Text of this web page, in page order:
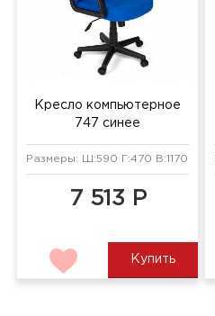
Кресло компьютерное
747 синее
Размеры: Ш:590 Г:470 В:1170 мм
7 513 Р
Купить